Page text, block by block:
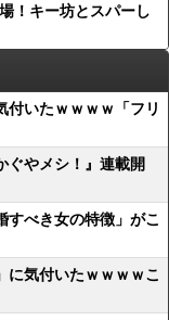
！キー坊とスパーし
付いたｗｗｗｗ「フリ
ぐやメシ！』連載開
すべき女の特徴」がこ
に気付いたｗｗｗｗこ